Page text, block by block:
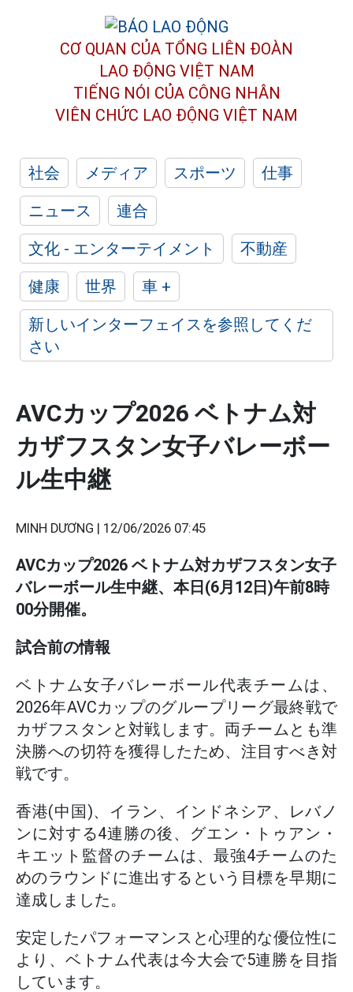
CƠ QUAN CỦA TỔNG LIÊN ĐOÀN
LAO ĐỘNG VIỆT NAM
TIẾNG NÓI CỦA CÔNG NHÂN
VIÊN CHỨC LAO ĐỘNG VIỆT NAM
社会 メディア スポーツ
仕事
ニュース
連合
文化 - エンターテイメント
不動産
健康
世界
車 +
新しいインターフェイスを参照してくだ
さい
AVCカップ2026 ベトナム対
カザフスタン女子バレーボー
ル生中継
MINH DƯƠNG | 12/06/2026 07:45
AVCカップ2026 ベトナム対カザフスタン女子
バレーボール生中継、本日(6月12日)午前8時
00分開催。
試合前の情報
ベトナム女子バレーボール代表チームは、
2026年AVCカップのグループリーグ最終戦で
カザフスタンと対戦します。両チームとも準
決勝への切符を獲得したため、注目すべき対
戦です。
香港(中国)、イラン、インドネシア、レバノ
ンに対する4連勝の後、グエン・トゥアン・
キエット監督のチームは、最強4チームのた
めのラウンドに進出するという目標を早期に
達成しました。
安定したパフォーマンスと心理的な優位性に
より、ベトナム代表は今大会で5連勝を目指
しています。